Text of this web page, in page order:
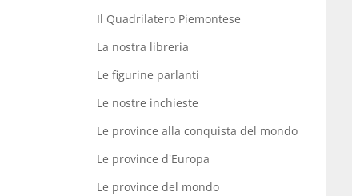
Il Quadrilatero Piemontese
La nostra libreria
Le figurine parlanti
Le nostre inchieste
Le province alla conquista del mondo
Le province d'Europa
Le province del mondo